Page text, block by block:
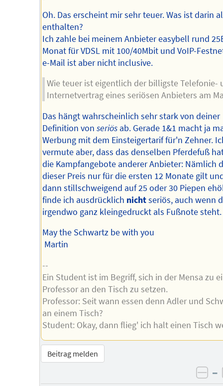
Oh. Das erscheint mir sehr teuer. Was ist darin
enthalten?
Ich zahle bei meinem Anbieter easybell rund
Monat für VDSL mit 100/40Mbit und VoIP-
e-Mail ist aber nicht inclusive.
Wie teuer ist eigentlich der billigste Telefonie-
Internetvertrag eines seriösen Anbieters am
Das hängt wahrscheinlich sehr stark von deiner
Definition von seriösab. Gerade 1&1 macht ja
Werbung mit dem Einsteigertarif für'n Zehner.
vermute aber, dass das denselben Pferdefuß
die Kampfangebote anderer Anbieter: Nämlich
dieser Preis nur für die ersten 12 Monate gilt
dann stillschweigend auf 25 oder 30 Piepen
finde ich ausdrücklich nichtseriös, auch wenn
irgendwo ganz kleingedruckt als Fußnote steht.
May the Schwartz be with you
Martin
--
Ein Student ist im Begriff, sich in der Mensa zu
Professor an den Tisch zu setzen.
Professor: Seit wann essen denn Adler und
an einem Tisch?
Student: Okay, dann flieg' ich halt einen Tisch
Beitrag melden
–